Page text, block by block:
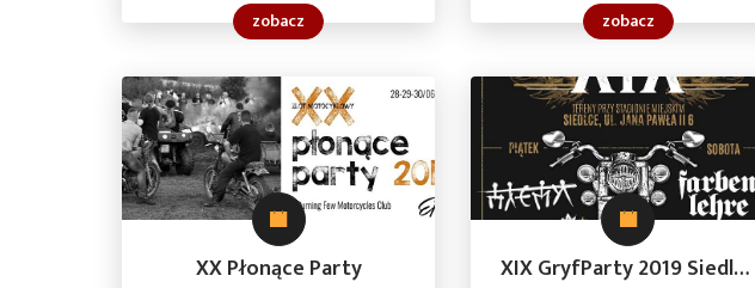
zobacz
zobacz
XX Płonące Party XIX GryfParty 2019 Siedlce